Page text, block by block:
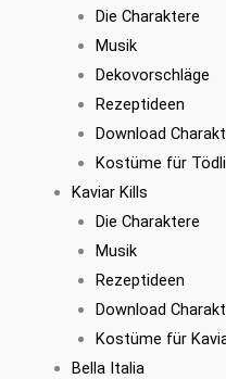
Die Charaktere
Musik
Dekovorschläge
Rezeptideen
Download
Kostüme für
Kaviar Kills
Die Charaktere
Musik
Rezeptideen
Download
Kostüme für
Bella Italia